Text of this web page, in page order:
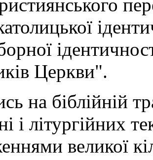
Церкви".
на біблійній
і літургійних
великої